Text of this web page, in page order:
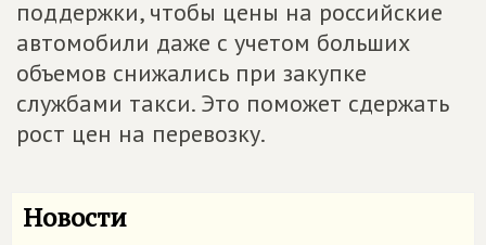
поддержки, чтобы цены на российские
автомобили даже с учетом больших
объемов снижались при закупке
службами такси. Это поможет сдержать
рост цен на перевозку.
Новости